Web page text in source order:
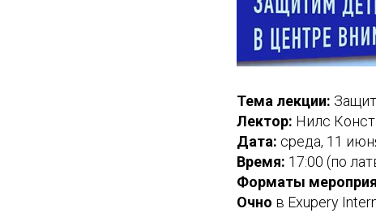
Тема лекции:
Лектор: Нилс
Дата: среда, 11
Время: 17:00 (по
Форматы
Очно в Exupery